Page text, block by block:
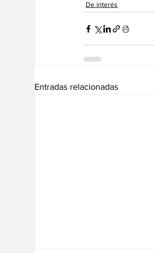
De interés
Entradas relacionadas